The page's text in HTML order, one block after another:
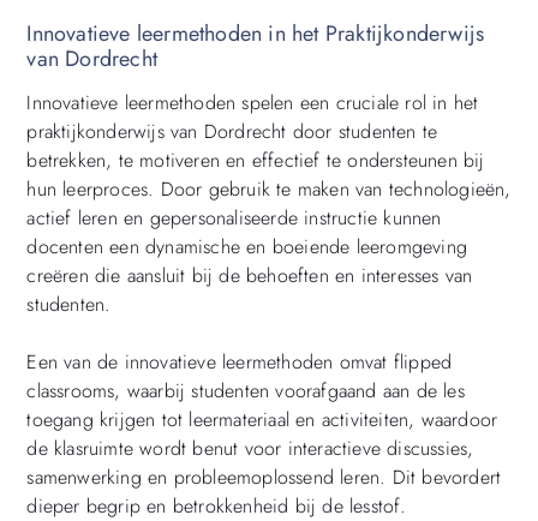
Innovatieve leermethoden in het Praktijkonderwijs
van Dordrecht
Innovatieve leermethoden spelen een cruciale rol in het
praktijkonderwijs van Dordrecht door studenten te
betrekken, te motiveren en effectief te ondersteunen bij
hun leerproces. Door gebruik te maken van technologieën,
actief leren en gepersonaliseerde instructie kunnen
docenten een dynamische en boeiende leeromgeving
creëren die aansluit bij de behoeften en interesses van
studenten.
Een van de innovatieve leermethoden omvat flipped
classrooms, waarbij studenten voorafgaand aan de les
toegang krijgen tot leermateriaal en activiteiten, waardoor
de klasruimte wordt benut voor interactieve discussies,
samenwerking en probleemoplossend leren. Dit bevordert
dieper begrip en betrokkenheid bij de lesstof.